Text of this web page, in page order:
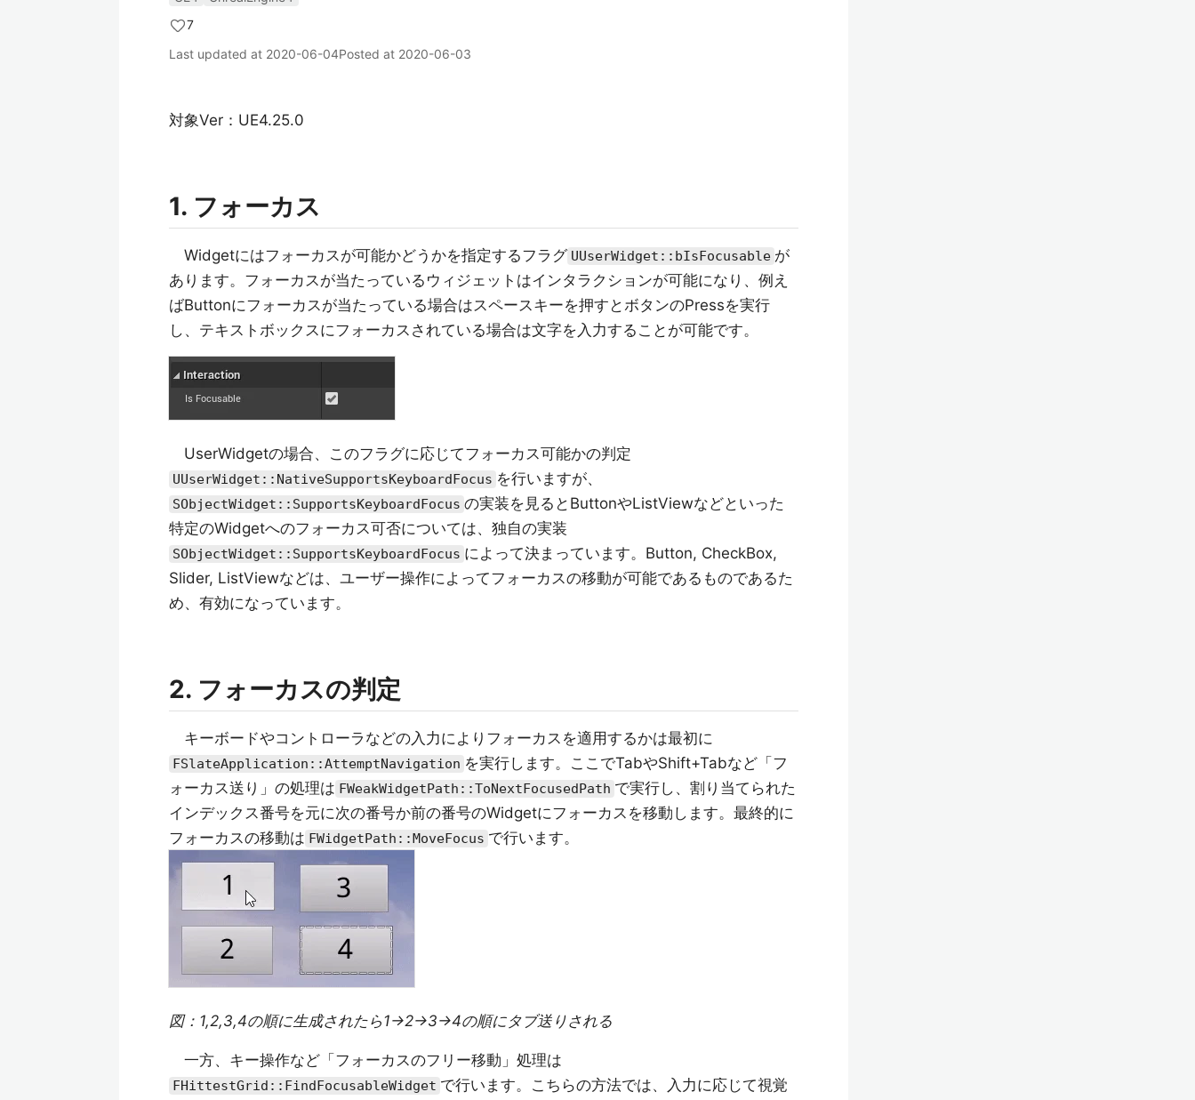
7
Last updated at 2020-06-04Posted at 2020-06-03
対象Ver：UE4.25.0
1. フォーカス
Widgetにはフォーカスが可能かどうかを指定するフラグ UUserWidget::bIsFocusable が
あります。フォーカスが当たっているウィジェットはインタラクションが可能になり、例え
ばButtonにフォーカスが当たっている場合はスペースキーを押すとボタンのPressを実行
し、テキストボックスにフォーカスされている場合は文字を入力することが可能です。
UserWidgetの場合、このフラグに応じてフォーカス可能かの判定
UUserWidget::NativeSupportsKeyboardFocus を行いますが、
SObjectWidget::SupportsKeyboardFocus の実装を見るとButtonやListViewなどといった
特定のWidgetへのフォーカス可否については、独自の実装
SObjectWidget::SupportsKeyboardFocus によって決まっています。Button, CheckBox,
Slider, ListViewなどは、ユーザー操作によってフォーカスの移動が可能であるものであるた
め、有効になっています。
2. フォーカスの判定
キーボードやコントローラなどの入力によりフォーカスを適用するかは最初に
FSlateApplication::AttemptNavigation を実行します。ここでTabやShift+Tabなど「フ
ォーカス送り」の処理は FWeakWidgetPath::ToNextFocusedPath で実行し、割り当てられた
インデックス番号を元に次の番号か前の番号のWidgetにフォーカスを移動します。最終的に
フォーカスの移動は FWidgetPath::MoveFocus で行います。
図：1,2,3,4の順に生成されたら1→2→3→4の順にタブ送りされる
一方、キー操作など「フォーカスのフリー移動」処理は
FHittestGrid::FindFocusableWidget で行います。こちらの方法では、入力に応じて視覚